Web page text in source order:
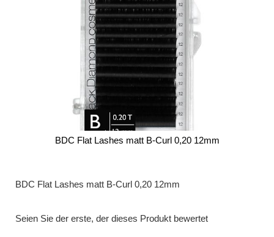
BDC Flat Lashes matt B-Curl 0,20 12mm
der
BDC Flat Lashes matt B-Curl 0,20 12mm
Seien Sie der erste, der dieses Produkt bewertet